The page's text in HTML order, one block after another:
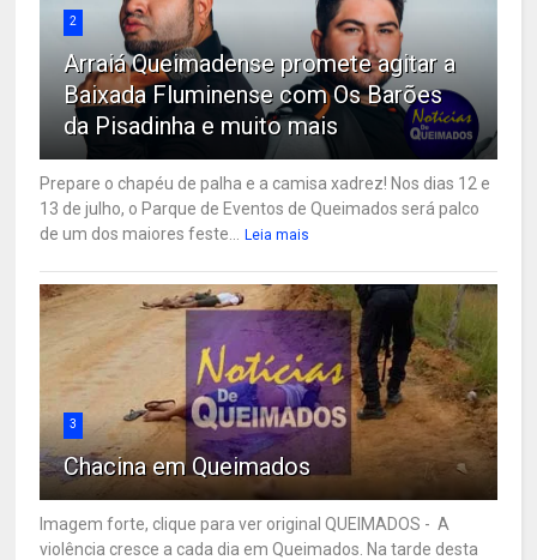
2
Arraiá Queimadense promete agitar a
Baixada Fluminense com Os Barões
da Pisadinha e muito mais
Prepare o chapéu de palha e a camisa xadrez! Nos dias 12 e
13 de julho, o Parque de Eventos de Queimados será palco
de um dos maiores feste...
Leia mais
3
Chacina em Queimados
Imagem forte, clique para ver original QUEIMADOS - A
violência cresce a cada dia em Queimados. Na tarde desta